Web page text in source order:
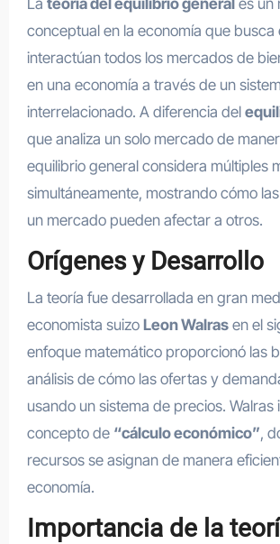
La teoría del equilibrio general es un
conceptual en la economía que busca
interactúan todos los mercados de
en una economía a través de un
interrelacionado. A diferencia del
que analiza un solo mercado de
equilibrio general considera múltiples
simultáneamente, mostrando cómo
un mercado pueden afectar a otros.
Orígenes y Desarrollo
La teoría fue desarrollada en gran
economista suizo Leon Walrasen el
enfoque matemático proporcionó las
análisis de cómo las ofertas y
usando un sistema de precios. Walras
concepto de “cálculo económico”,
recursos se asignan de manera
economía.
Importancia de la